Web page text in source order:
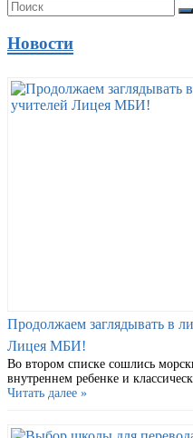
Новости
Продолжаем заглядывать в
Лицея МБИ!
Во втором списке сошлись
внутреннем ребенке и
Читать далее »